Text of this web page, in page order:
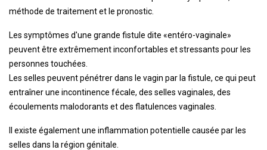
méthode de traitement et le pronostic.
Les symptômes d'une grande fistule dite «entéro-vaginale»
peuvent être extrêmement inconfortables et stressants pour les
personnes touchées.
Les selles peuvent pénétrer dans le vagin par la fistule, ce qui peut
entraîner une incontinence fécale, des selles vaginales, des
écoulements malodorants et des flatulences vaginales.
Il existe également une inflammation potentielle causée par les
selles dans la région génitale.